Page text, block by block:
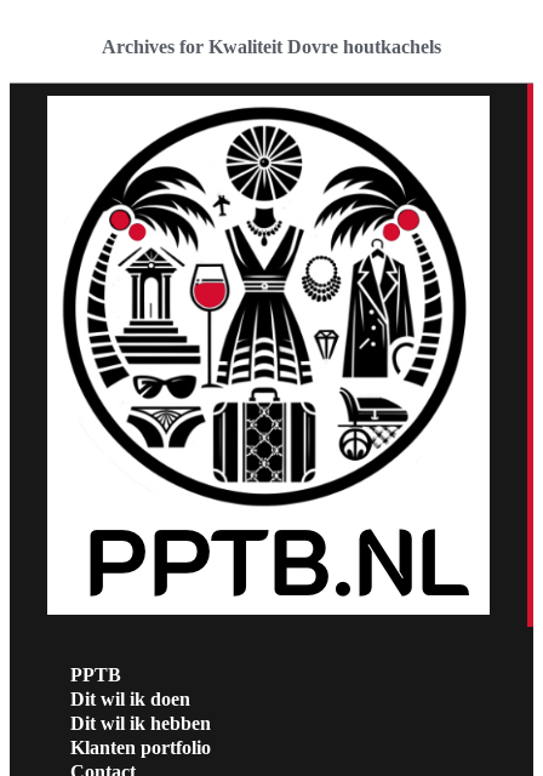
Archives for Kwaliteit Dovre houtkachels
PPTB
Dit wil ik doen
Dit wil ik hebben
Klanten portfolio
Contact